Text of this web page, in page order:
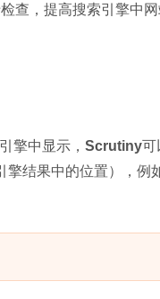
查，提高搜索引擎中
擎中显示， Scrutiny可
擎结果中的位置），例